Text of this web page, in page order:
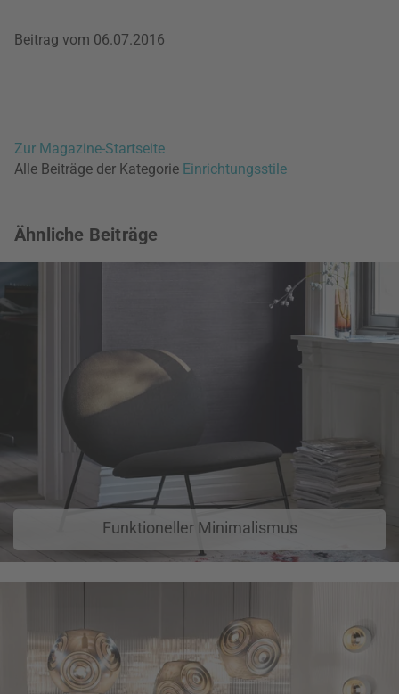
Beitrag vom 06.07.2016
Zur Magazine-Startseite
Alle Beiträge der Kategorie Einrichtungsstile
Ähnliche Beiträge
Funktioneller Minimalismus